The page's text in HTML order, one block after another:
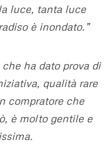
luce, tanta luce
è inondato.”
ha dato prova di
qualità rare
compratore che
è molto gentile e